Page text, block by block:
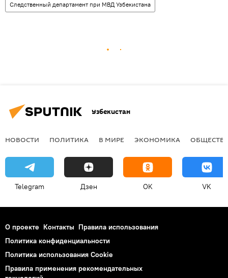
Следственный департамент при МВД Узбекистана
Узбекистан
НОВОСТИ ПОЛИТИКА В МИРЕ ЭКОНОМИКА
Telegram Дзен OK VK
О проекте Контакты Правила использования
Политика конфиденциальности
Политика использования Cookie
Правила применения рекомендательных